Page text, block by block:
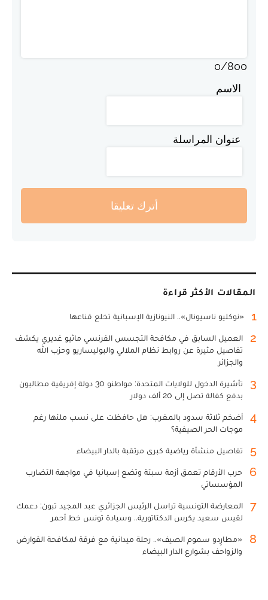
0/800
الاسم
عنوان المراسلة
أترك تعليقا
المقالات الأكثر قراءة
1 «نوكليو ناسيونال».. النيونازية الإسبانية تخلع قناعها
2
العميل السابق في مكافحة التجسس الفرنسي ماثيو غديري يكشف
تفاصيل مثيرة عن روابط نظام الملالي والبوليساريو وحزب الله
والجزائر
3
تأشيرة الدخول للولايات المتحدة: مواطنو 30 دولة إفريقية مطالبون
بدفع كفالة تصل إلى 20 ألف دولار
4
أضخم ثلاثة سدود بالمغرب: هل حافظت على نسب ملئها رغم
موجات الحر الصيفية؟
5 تفاصيل منشأة رياضية كبرى مرتقبة بالدار البيضاء
6
حرب الأرقام تعمق أزمة سبتة وتضع إسبانيا في مواجهة التضارب
المؤسساتي
7
المعارضة التونسية تراسل الرئيس الجزائري عبد المجيد تبون: دعمك
لقيس سعيد يكرس الدكتاتورية.. وسيادة تونس خط أحمر
8
«مطارِدو سموم الصيف».. رحلة ميدانية مع فرقة لمكافحة القوارض
والزواحف بشوارع الدار البيضاء